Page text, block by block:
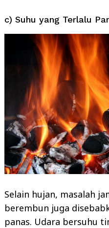
c) Suhu yang Terlalu
Selain hujan, masalah
berembun juga
panas. Udara bersuhu